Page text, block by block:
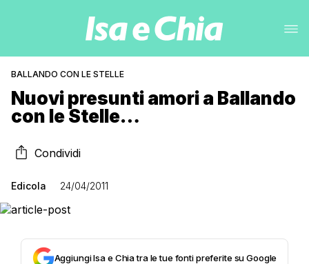
BALLANDO CON LE STELLE
Nuovi presunti amori a Ballando
con le Stelle…
Condividi
Edicola 24/04/2011
Aggiungi Isa e Chia tra le tue fonti preferite su Google